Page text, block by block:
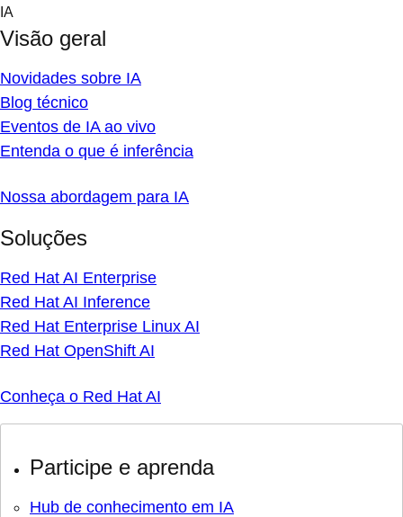
Skip
content
IA
Visão geral
Novidades sobre IA
Blog técnico
Eventos de IA ao vivo
Entenda o que é inferência
Nossa abordagem para IA
Soluções
Red Hat AI Enterprise
Red Hat AI Inference
Red Hat Enterprise Linux AI
Red Hat OpenShift AI
Conheça o Red Hat AI
Participe e aprenda
Hub de conhecimento em IA